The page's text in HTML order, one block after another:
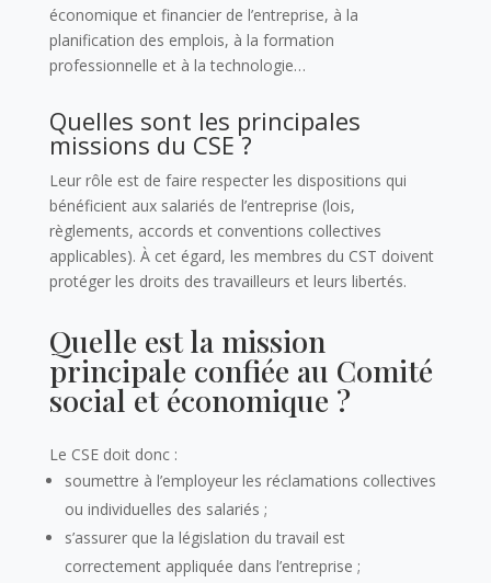
économique et financier de l’entreprise, à la
planification des emplois, à la formation
professionnelle et à la technologie…
Quelles sont les principales
missions du CSE ?
Leur rôle est de faire respecter les dispositions qui
bénéficient aux salariés de l’entreprise (lois,
règlements, accords et conventions collectives
applicables). À cet égard, les membres du CST doivent
protéger les droits des travailleurs et leurs libertés.
Quelle est la mission
principale confiée au Comité
social et économique ?
Le CSE doit donc :
soumettre à l’employeur les réclamations collectives
ou individuelles des salariés ;
s’assurer que la législation du travail est
correctement appliquée dans l’entreprise ;